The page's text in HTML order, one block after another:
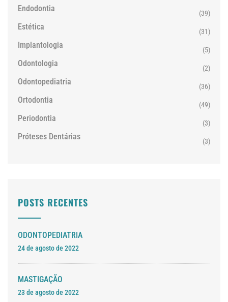
Endodontia (39)
Estética (31)
Implantologia (5)
Odontologia (2)
Odontopediatria (36)
Ortodontia (49)
Periodontia (3)
Próteses Dentárias (3)
POSTS RECENTES
ODONTOPEDIATRIA
24 de agosto de 2022
MASTIGAÇÃO
23 de agosto de 2022